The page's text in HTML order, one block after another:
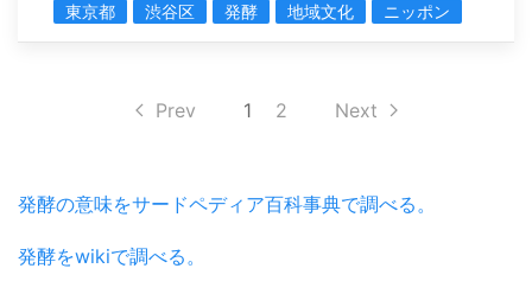
東京都 渋谷区 発酵 地域文化 ニッポン
Prev 1 2 Next
発酵の意味をサードペディア百科事典で調べる。
発酵をwikiで調べる。